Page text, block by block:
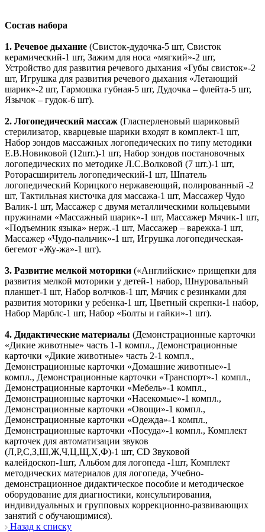
Состав набора
1. Речевое дыхание (Свисток-дудочка-5 шт, Свисток
керамический-1 шт, Зажим для носа «мягкий»-2 шт,
Устройство для развития речевого дыхания «Губы свисток»-2
шт, Игрушка для развития речевого дыхания «Летающий
шарик»-2 шт, Гармошка губная-5 шт, Дудочка – флейта-5 шт,
Язычок – гудок-6 шт).
2. Логопедический массаж (Гласперленовый шариковый
стерилизатор, кварцевые шарики входят в комплект-1 шт,
Набор зондов массажных логопедических по типу методики
Е.В.Новиковой (12шт.)-1 шт, Набор зондов постановочных
логопедических по методике Л.С.Волковой (7 шт.)-1 шт,
Роторасширитель логопедический-1 шт, Шпатель
логопедический Корицкого нержавеющий, полированный -2
шт, Тактильная кисточка для массажа-1 шт, Массажер Чудо
Валик-1 шт, Массажер с двумя металлическими кольцевыми
пружинами «Массажный шарик»-1 шт, Массажер Мячик-1 шт,
«Подъемник языка» нерж.-1 шт, Массажер – варежка-1 шт,
Массажер «Чудо-пальчик»-1 шт, Игрушка логопедическая-
бегемот «Жу-жа»-1 шт).
3. Развитие мелкой моторики («Английские» прищепки для
развития мелкой моторики у детей-1 набор, Шнуровальный
планшет-1 шт, Набор волчков-1 шт, Мячик с резинками для
развития моторики у ребенка-1 шт, Цветный скрепки-1 набор,
Набор Марблс-1 шт, Набор «Болты и гайки»-1 шт).
4. Дидактические материалы (Демонстрационные карточки
«Дикие животные» часть 1-1 компл., Демонстрационные
карточки «Дикие животные» часть 2-1 компл.,
Демонстрационные карточки «Домашние животные»-1
компл., Демонстрационные карточки «Транспорт»-1 компл.,
Демонстрационные карточки «Мебель»-1 компл.,
Демонстрационные карточки «Насекомые»-1 компл.,
Демонстрационные карточки «Овощи»-1 компл.,
Демонстрационные карточки «Одежда»-1 компл.,
Демонстрационные карточки «Посуда»-1 компл., Комплект
карточек для автоматизации звуков
(Л,Р,С,З,Ш,Ж,Ч,Ц,Щ,Х,Ф)-1 шт, CD Звуковой
калейдоскоп-1шт, Альбом для логопеда -1шт, Комплект
методических материалов для логопеда, Учебно-
демонстрационное дидактическое пособие и методическое
оборудование для диагностики, консультирования,
индивидуальных и групповых коррекционно-развивающих
занятий с обучающимися).
Назад к списку